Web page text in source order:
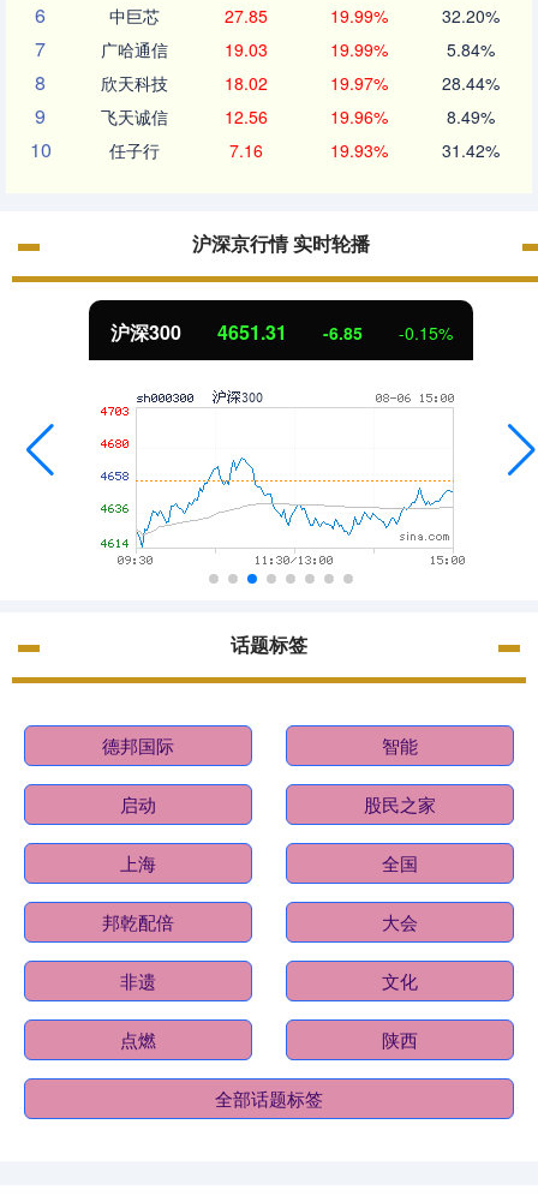
6 中巨芯 27.85 19.99% 32.20%
7 广哈通信 19.03 19.99% 5.84%
8 欣天科技 18.02 19.97% 28.44%
9 飞天诚信 12.56 19.96% 8.49%
10 任子行 7.16 19.93% 31.42%
沪深京行情 实时轮播
沪深300 4651.31 -6.85 -0.15%
话题标签
德邦国际 智能
启动 股民之家
上海 全国
邦乾配倍 大会
非遗 文化
点燃 陕西
全部话题标签